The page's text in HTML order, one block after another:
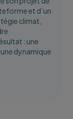
et d’un
climat,
: une
dynamique